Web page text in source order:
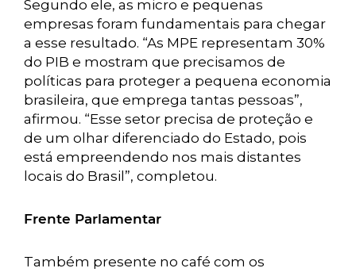
Segundo ele, as micro e pequenas
empresas foram fundamentais para chegar
a esse resultado. “As MPE representam 30%
do PIB e mostram que precisamos de
políticas para proteger a pequena economia
brasileira, que emprega tantas pessoas”,
afirmou. “Esse setor precisa de proteção e
de um olhar diferenciado do Estado, pois
está empreendendo nos mais distantes
locais do Brasil”, completou.
Frente Parlamentar
Também presente no café com os